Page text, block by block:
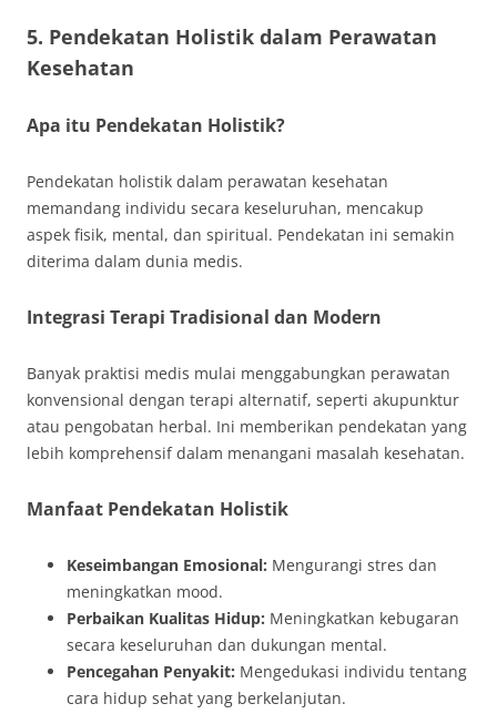
5. Pendekatan Holistik dalam Perawatan
Kesehatan
Apa itu Pendekatan Holistik?
Pendekatan holistik dalam perawatan kesehatan
memandang individu secara keseluruhan, mencakup
aspek fisik, mental, dan spiritual. Pendekatan ini semakin
diterima dalam dunia medis.
Integrasi Terapi Tradisional dan Modern
Banyak praktisi medis mulai menggabungkan perawatan
konvensional dengan terapi alternatif, seperti akupunktur
atau pengobatan herbal. Ini memberikan pendekatan yang
lebih komprehensif dalam menangani masalah kesehatan.
Manfaat Pendekatan Holistik
Keseimbangan Emosional: Mengurangi stres dan
meningkatkan mood.
Perbaikan Kualitas Hidup: Meningkatkan kebugaran
secara keseluruhan dan dukungan mental.
Pencegahan Penyakit: Mengedukasi individu tentang
cara hidup sehat yang berkelanjutan.